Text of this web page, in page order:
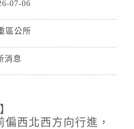
台灣自來水公司
王南街等巷弄汰換管線工程，
07-06
區公所
消息
偏西北西方向行進，